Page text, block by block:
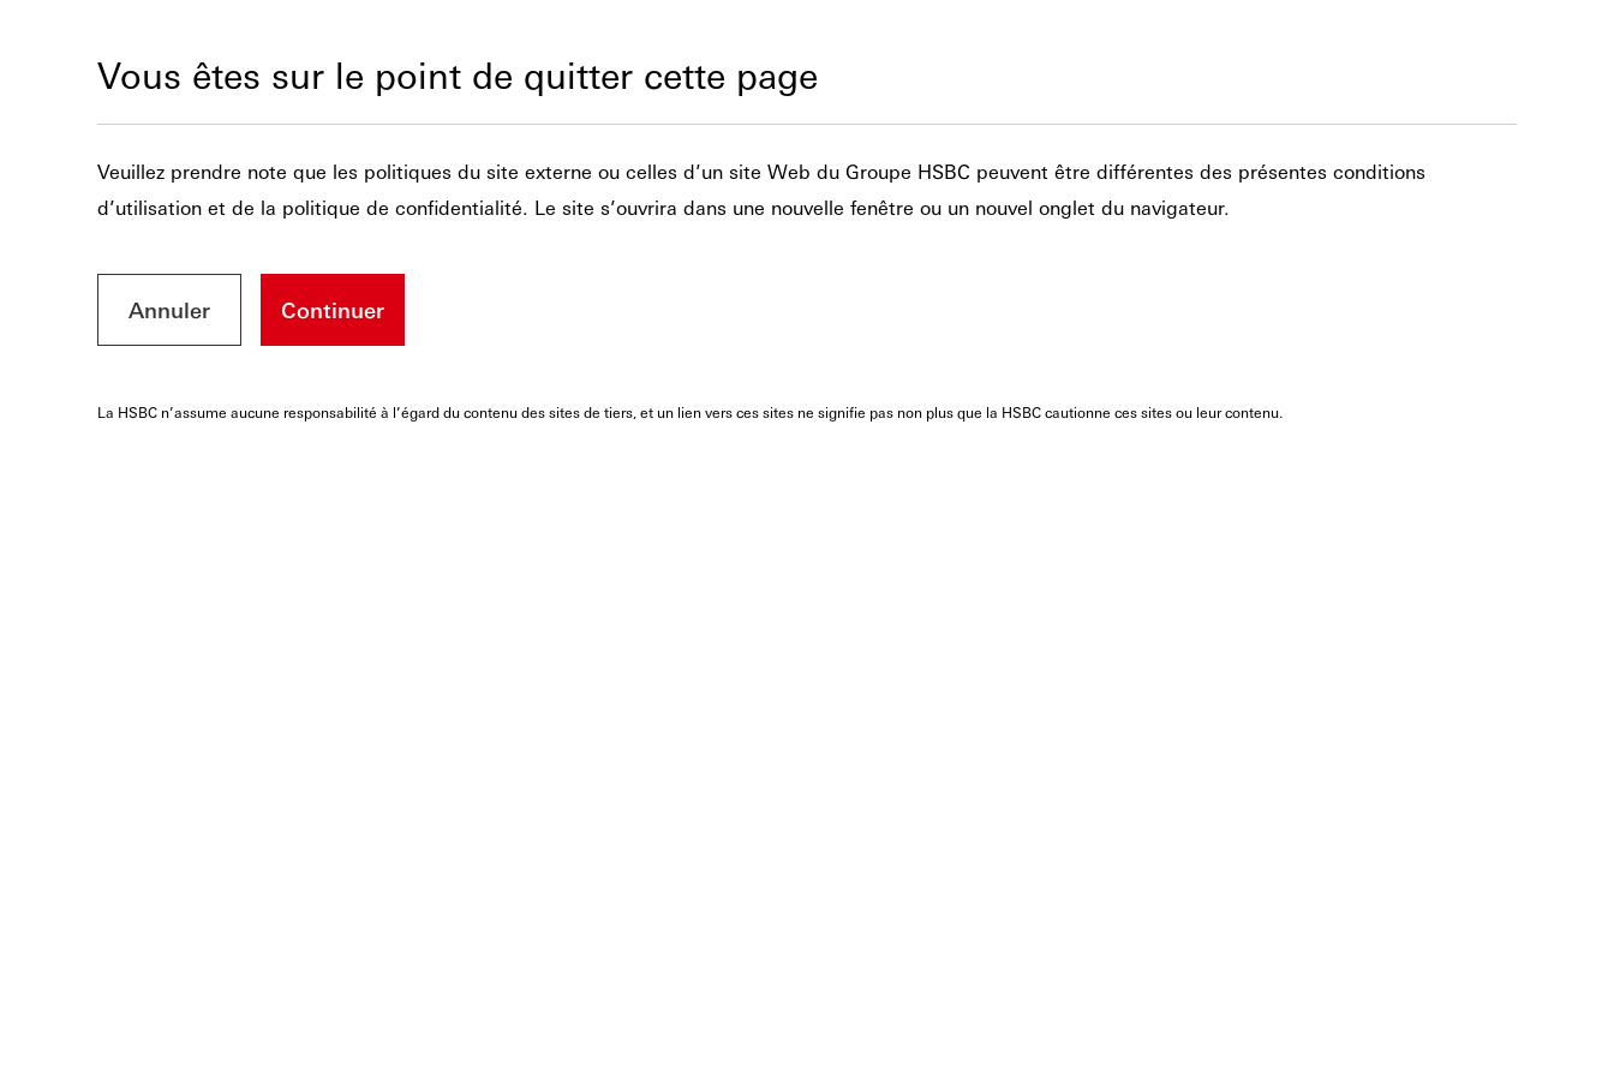
Vous êtes sur le point de quitter cette page
Veuillez prendre note que les politiques du site externe ou celles d’un site Web du Groupe HSBC peuvent être différentes des présentes conditions
d’utilisation et de la politique de confidentialité. Le site s’ouvrira dans une nouvelle fenêtre ou un nouvel onglet du navigateur.
Annuler Continuer
La HSBC n’assume aucune responsabilité à l’égard du contenu des sites de tiers, et un lien vers ces sites ne signifie pas non plus que la HSBC cautionne ces sites ou leur contenu.